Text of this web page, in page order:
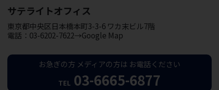
サテライトオフィス
東京都中央区日本橋本町3-3-6 ワカ末ビル7階
電話：03-6202-7622→Google Map
お急ぎの方 メディアの方は お電話ください
TEL 03-6665-6877